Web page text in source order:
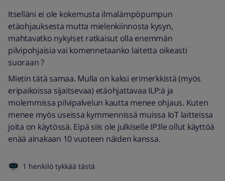
Itselläni ei ole kokemusta ilmalämpöpumpun
etäohjauksesta mutta mielenkiinnosta kysyn,
mahtavatko nykyiset ratkaisut olla enemmän
pilvipohjaisia vai komennetaanko laitetta oikeasti
suoraan ?
Mietin tätä samaa. Mulla on kaksi erimerkkistä (myös
eripaikoissa sijaitsevaa) etäohjattavaa ILP:ä ja
molemmissa pilvipalvelun kautta menee ohjaus. Kuten
menee myös useissa kymmennissä muissa IoT laitteissa
joita on käytössä. Eipä siis ole julkiselle IP:lle ollut käyttöä
enää ainakaan 10 vuoteen näiden kanssa.
1 henkilö tykkää tästä